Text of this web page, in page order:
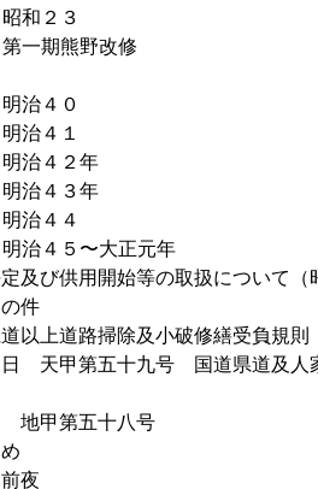
和２３
一期熊野改修
治４０
治４１
治４２年
治４３年
治４４
治４５〜大正元年
及び供用開始等の取扱について（
件
以上道路掃除及小破修繕受負規則
日 天甲第五十九号 国道県道及人
地甲第五十八号
夜